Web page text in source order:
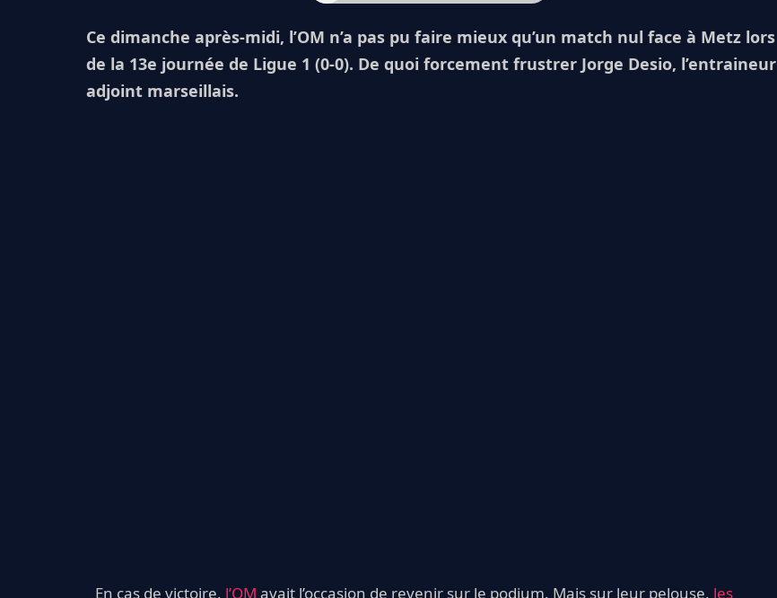
Ce dimanche après-midi, l’OM n’a pas pu faire mieux qu’un match nul face à Metz lors
de la 13e journée de Ligue 1 (0-0). De quoi forcement frustrer Jorge Desio, l’entraineur
adjoint marseillais.
En cas de victoire, l’OM avait l’occasion de revenir sur le podium. Mais sur leur pelouse, les